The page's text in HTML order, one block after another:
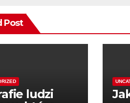
Post
ludzi